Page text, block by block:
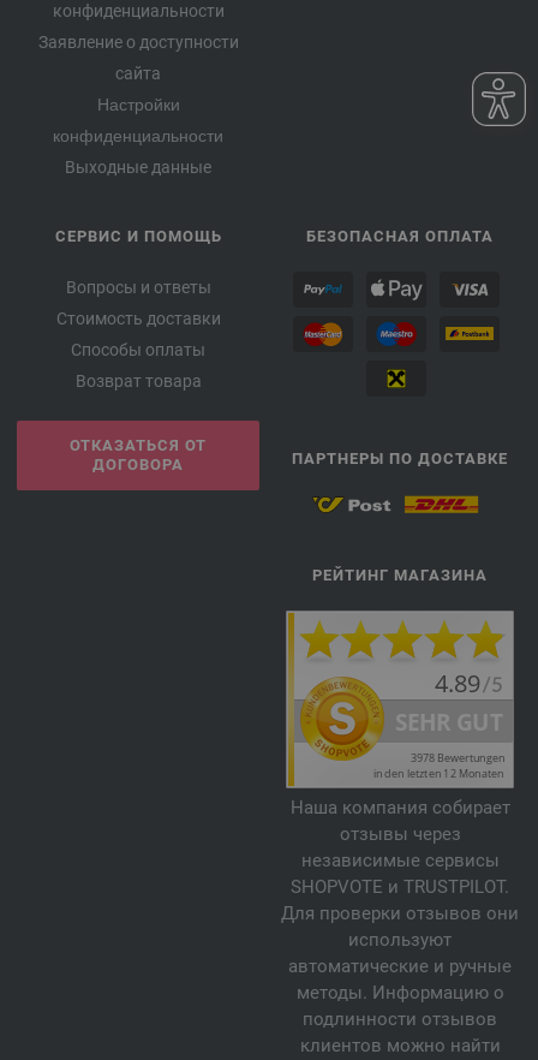
конфиденциальности
Заявление о доступности
сайта
Настройки
конфиденциальности
Выходные данные
СЕРВИС И ПОМОЩЬ
Вопросы и ответы
Стоимость доставки
Способы оплаты
Возврат товара
ОТКАЗАТЬСЯ ОТ
ДОГОВОРА
БЕЗОПАСНАЯ ОПЛАТА
ПАРТНЕРЫ ПО ДОСТАВКЕ
РЕЙТИНГ МАГАЗИНА
Наша компания собирает
отзывы через
независимые сервисы
SHOPVOTE и TRUSTPILOT.
Для проверки отзывов они
используют
автоматические и ручные
методы. Информацию о
подлинности отзывов
клиентов можно найти